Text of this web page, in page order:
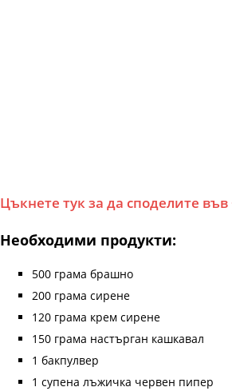
Цъкнете тук за да споделите
Необходими продукти:
500 грама брашно
200 грама сирене
120 грама крем сирене
150 грама настърган кашкавал
1 бакпулвер
1 супена лъжичка червен пипер